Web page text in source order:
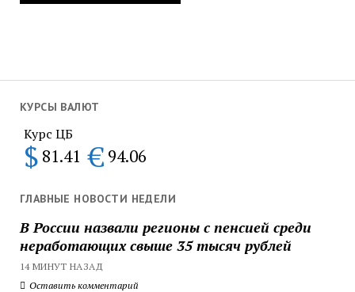
КУРСЫ ВАЛЮТ
Курс ЦБ
$ 81.41 € 94.06
ГЛАВНЫЕ НОВОСТИ НЕДЕЛИ
В России назвали регионы с пенсией среди
неработающих свыше 35 тысяч рублей
14 МИНУТ НАЗАД
Оставить комментарий